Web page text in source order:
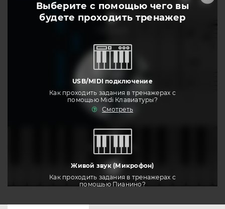
Выберите с помощью чего вы
будете проходить тренажер
USB/MIDI подключение
Как проходить задания в тренажерах с
помощью Midi Клавиатуры?
Смотреть
Живой звук (Микрофон)
Как проходить задания в тренажерах с
помощью Пианино?
тренировать